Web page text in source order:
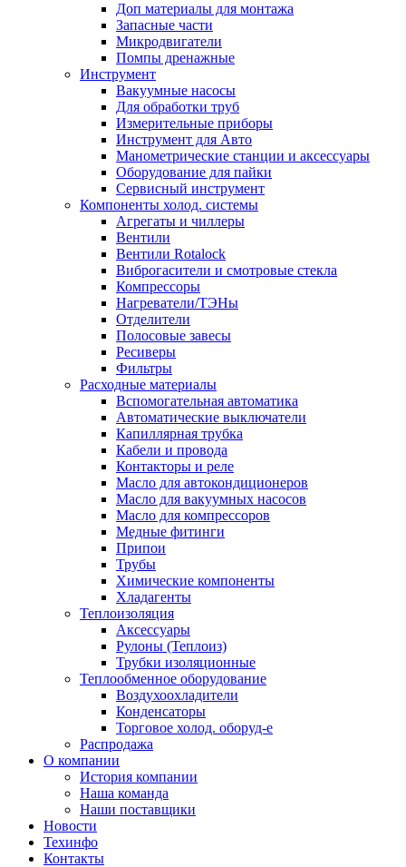
Доп материалы для монтажа
Запасные части
Микродвигатели
Помпы дренажные
Инструмент
Вакуумные насосы
Для обработки труб
Измерительные приборы
Инструмент для Авто
Манометрические станции и аксессуары
Оборудование для пайки
Сервисный инструмент
Компоненты холод. системы
Агрегаты и чиллеры
Вентили
Вентили Rotalock
Виброгасители и смотровые стекла
Компрессоры
Нагреватели/ТЭНы
Отделители
Полосовые завесы
Ресиверы
Фильтры
Расходные материалы
Вспомогательная автоматика
Автоматические выключатели
Капиллярная трубка
Кабели и провода
Контакторы и реле
Масло для автокондиционеров
Масло для вакуумных насосов
Масло для компрессоров
Медные фитинги
Припои
Трубы
Химические компоненты
Хладагенты
Теплоизоляция
Аксессуары
Рулоны (Теплоиз)
Трубки изоляционные
Теплообменное оборудование
Воздухоохладители
Конденсаторы
Торговое холод. оборуд-е
Распродажа
О компании
История компании
Наша команда
Наши поставщики
Новости
Техинфо
Контакты